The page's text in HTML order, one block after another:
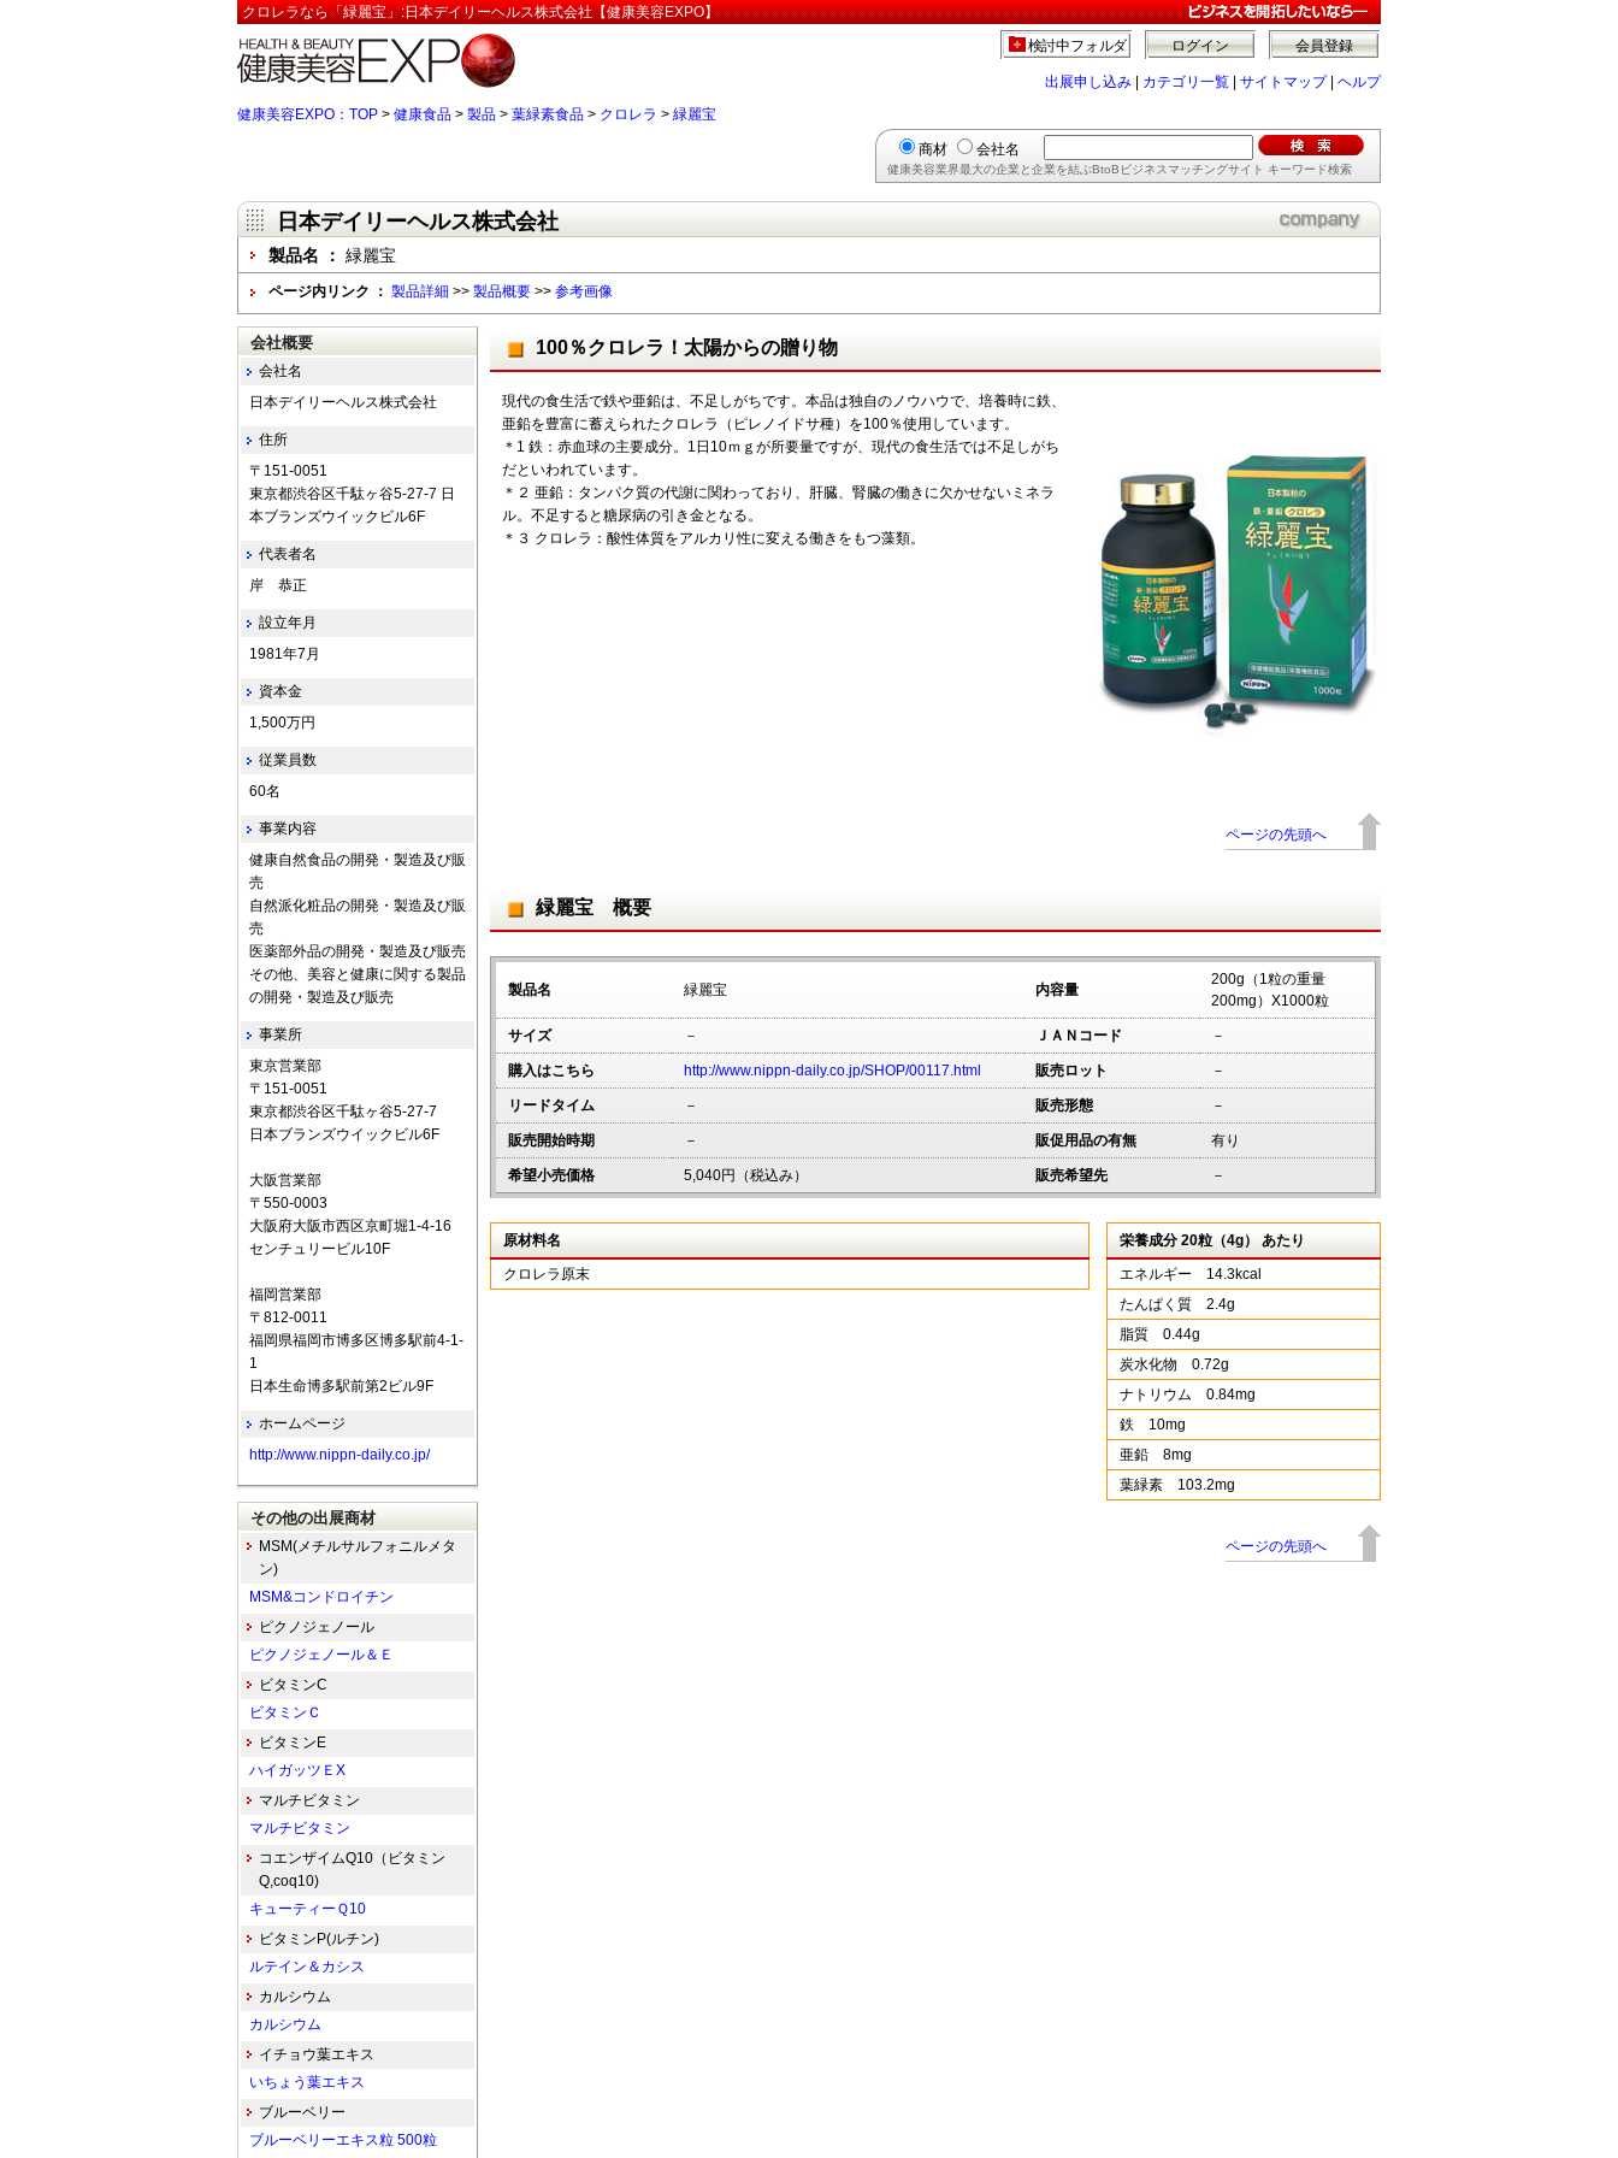
クロレラなら「緑麗宝」:日本デイリーヘルス株式会社【健康美容EXPO】
会員登録
ログイン
検討中フォルダ
出展申し込み カテゴリ一覧 サイトマップ| ヘルプ
健康美容EXPO：TOP > 健康食品 > 製品 > 葉緑素食品 > クロレラ > 緑麗宝
商材 会社名
健康美容業界最大の企業と企業を結ぶBtoBビジネスマッチングサイト キーワード検索
日本デイリーヘルス株式会社
製品名 ： 緑麗宝
ページ内リンク ： 製品詳細 >> 製品概要 >> 参考画像
100％クロレラ！太陽からの贈り物
現代の食生活で鉄や亜鉛は、不足しがちです。本品は独自のノウハウで、培養時に鉄、
亜鉛を豊富に蓄えられたクロレラ（ピレノイドサ種）を100％使用しています。
＊1 鉄：赤血球の主要成分。1日10ｍｇが所要量ですが、現代の食生活では不足しがち
だといわれています。
＊２ 亜鉛：タンパク質の代謝に関わっており、肝臓、腎臓の働きに欠かせないミネラ
ル。不足すると糖尿病の引き金となる。
＊３ クロレラ：酸性体質をアルカリ性に変える働きをもつ藻類。
ページの先頭へ
緑麗宝 概要
製品名 緑麗宝 内容量
200g（1粒の重量
200mg）X1000粒
サイズ － ＪＡＮコード －
購入はこちら http://www.nippn-daily.co.jp/SHOP/00117.html 販売ロット －
リードタイム － 販売形態 －
販売開始時期 － 販促用品の有無 有り
希望小売価格 5,040円（税込み） 販売希望先 －
原材料名
クロレラ原末
栄養成分 20粒（4g） あたり
エネルギー 14.3kcal
たんぱく質 2.4g
脂質 0.44g
炭水化物 0.72g
ナトリウム 0.84mg
鉄 10mg
亜鉛 8mg
葉緑素 103.2mg
ページの先頭へ
会社概要
会社名
日本デイリーヘルス株式会社
住所
〒151-0051
東京都渋谷区千駄ヶ谷5-27-7 日
本ブランズウイックビル6F
代表者名
岸 恭正
設立年月
1981年7月
資本金
1,500万円
従業員数
60名
事業内容
健康自然食品の開発・製造及び販
売
自然派化粧品の開発・製造及び販
売
医薬部外品の開発・製造及び販売
その他、美容と健康に関する製品
の開発・製造及び販売
事業所
東京営業部
〒151-0051
東京都渋谷区千駄ヶ谷5-27-7
日本ブランズウイックビル6F
大阪営業部
〒550-0003
大阪府大阪市西区京町堀1-4-16
センチュリービル10F
福岡営業部
〒812-0011
福岡県福岡市博多区博多駅前4-1-
1
日本生命博多駅前第2ビル9F
ホームページ
http://www.nippn-daily.co.jp/
その他の出展商材
MSM(メチルサルフォニルメタ
ン)
MSM&コンドロイチン
ピクノジェノール
ピクノジェノール＆Ｅ
ビタミンC
ビタミンＣ
ビタミンE
ハイガッツＥX
マルチビタミン
マルチビタミン
コエンザイムQ10（ビタミン
Q,coq10)
キューティーＱ10
ビタミンP(ルチン)
ルテイン＆カシス
カルシウム
カルシウム
イチョウ葉エキス
いちょう葉エキス
ブルーベリー
ブルーベリーエキス粒 500粒